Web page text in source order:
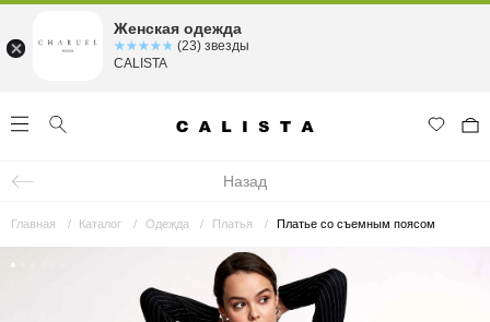
Назад
Главная Каталог Одежда Платья Платье со съемным поясом
Женская одежда
☆☆☆☆☆
★★★★★ (23) звезды
CALISTA